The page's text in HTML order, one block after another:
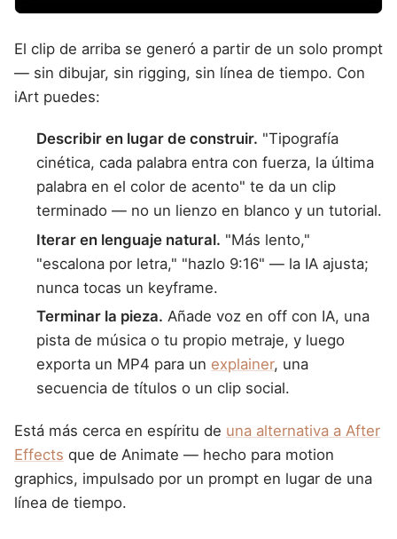
El clip de arriba se generó a partir de un solo prompt
— sin dibujar, sin rigging, sin línea de tiempo. Con
iArt puedes:
Describir en lugar de construir. "Tipografía
cinética, cada palabra entra con fuerza, la última
palabra en el color de acento" te da un clip
terminado — no un lienzo en blanco y un tutorial.
Iterar en lenguaje natural. "Más lento,"
"escalona por letra," "hazlo 9:16" — la IA ajusta;
nunca tocas un keyframe.
Terminar la pieza. Añade voz en off con IA, una
pista de música o tu propio metraje, y luego
exporta un MP4 para un explainer, una
secuencia de títulos o un clip social.
Está más cerca en espíritu de una alternativa a After
Effects que de Animate — hecho para motion
graphics, impulsado por un prompt en lugar de una
línea de tiempo.